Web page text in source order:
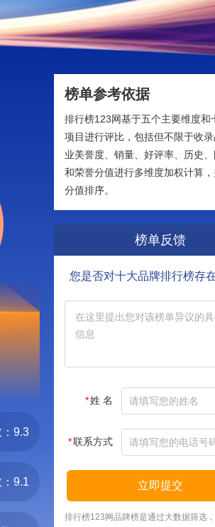
9.3
9.1
榜单参考依据
排行榜123网基于五个主要维度和
项目进行评比，包括但不限于收
业美誉度、销量、好评率、历史
和荣誉分值进行多维度加权计算
分值排序。
榜单反馈
您是否对十大品牌排行榜存
*姓 名
*联系方式
立即提交
排行榜123网品牌榜是通过大数据筛选